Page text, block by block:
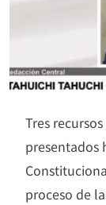
Tres
presentados
proceso de